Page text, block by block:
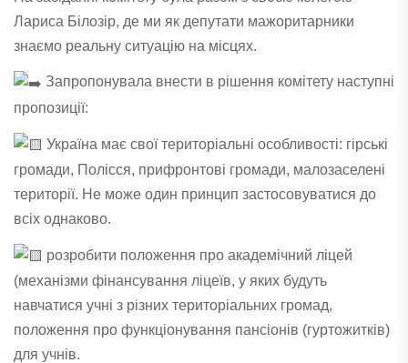
Лариса Білозір, де ми як депутати мажоритарники
знаємо реальну ситуацію на місцях.
Запропонувала внести в рішення комітету наступні
пропозиції:
Україна має свої територіальні особливості: гірські
громади, Полісся, прифронтові громади, малозаселені
території. Не може один принцип застосовуватися до
всіх однаково.
розробити положення про академічний ліцей
(механізми фінансування ліцеїв, у яких будуть
навчатися учні з різних територіальних громад,
положення про функціонування пансіонів (гуртожитків)
для учнів.